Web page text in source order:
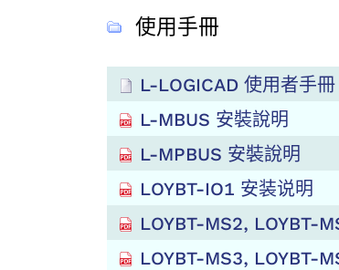
使用手冊
L-LOGICAD 使用者手
L-MBUS 安裝說明
L-MPBUS 安裝說明
LOYBT-IO1 安装说明
LOYBT-MS2, LOYBT-
LOYBT-MS3, LOYBT-